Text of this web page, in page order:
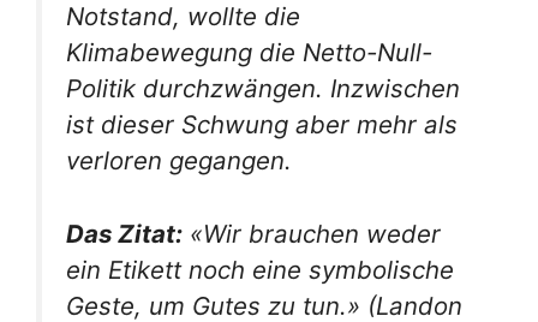
Notstand, wollte die
Klimabewegung die Netto-Null-
Politik durchzwängen. Inzwischen
ist dieser Schwung aber mehr als
verloren gegangen.
Das Zitat: «Wir brauchen weder
ein Etikett noch eine symbolische
Geste, um Gutes zu tun.» (Landon